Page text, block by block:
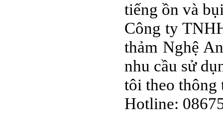
tiếng ồn và
Công ty
thảm Nghệ
nhu cầu sử
tôi theo thông
Hotline: